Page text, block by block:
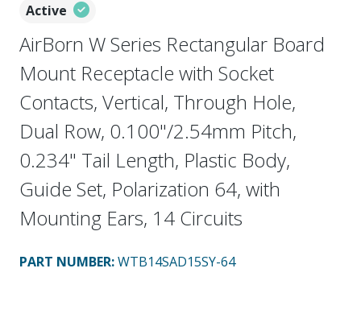
Active
AirBorn W Series Rectangular Board
Mount Receptacle with Socket
Contacts, Vertical, Through Hole,
Dual Row, 0.100"/2.54mm Pitch,
0.234" Tail Length, Plastic Body,
Guide Set, Polarization 64, with
Mounting Ears, 14 Circuits
PART NUMBER:WTB14SAD15SY-64